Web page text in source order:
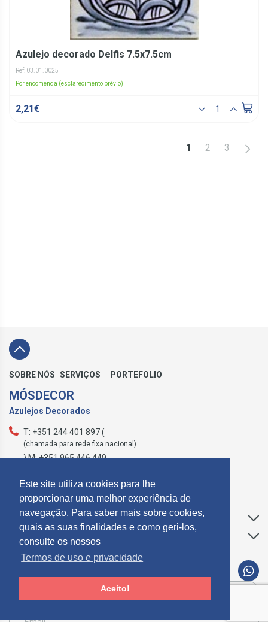
Este site utiliza cookies para lhe
proporcionar uma melhor experiência de
navegação. Para saber mais sobre cookies,
quais as suas finalidades e como geri-los,
consulte os nossos
Termos de uso e privacidade
Aceito!
Azulejo decorado Delfis 7.5x7.5cm
Ref: 03.01.0025
Por encomenda (esclarecimento prévio)
2,21€
1 2 3
SOBRE NÓS SERVIÇOS PORTEFOLIO
MÓSDECOR
Azulejos Decorados
T: +351 244 401 897 (
(chamada para rede fixa nacional)
) M: +351 965 446 449
Apoio ao Cliente
Informações
SUBCREVER NEWSLETTER